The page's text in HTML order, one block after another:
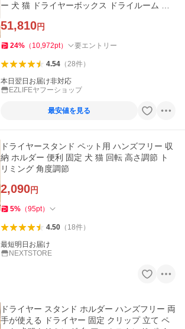
ー 犬 猫 ドライヤーボックス ドライルーム 乾
51,810円
24% （ 10,972pt） 要エントリー
4.54（28件）
本日翌日お届け非対応
EZLIFEヤフーショップ
最安値を見る
ドライヤースタンド ペット用 ハンズフリー 収
納 ホルダー 便利 固定 犬 猫 回転 高さ調節 ト
リミング 角度調節
2,090円
5% （95pt）
4.50（ 18件）
最短明日お届け
NEXTSTORE
ドライヤー スタンド ホルダー ハンズフリー 両
手が使える ドライヤー 固定 クリップ 立て ペ